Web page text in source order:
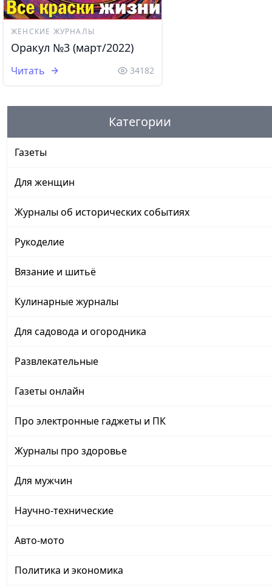
ЖЕНСКИЕ ЖУРНАЛЫ
Оракул №3 (март/2022)
Читать 34182
Категории
Газеты
Для женщин
Журналы об исторических событиях
Рукоделие
Вязание и шитьё
Кулинарные журналы
Для садовода и огородника
Развлекательные
Газеты онлайн
Про электронные гаджеты и ПК
Журналы про здоровье
Для мужчин
Научно-технические
Авто-мото
Политика и экономика